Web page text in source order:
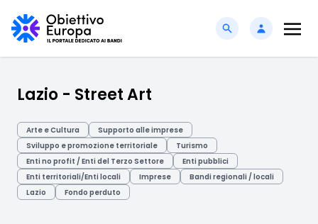
Lazio - Street Art
Arte e Cultura
Supporto alle imprese
Sviluppo e promozione territoriale
Turismo
Enti no profit / Enti del Terzo Settore
Enti pubblici
Enti territoriali/Enti locali
Imprese
Bandi regionali / locali
Lazio
Fondo perduto